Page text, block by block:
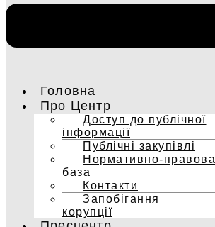
Головна
Про Центр
Доступ до публічної
інформації
Публічні закупівлі
Нормативно-правова
база
Контакти
Запобігання
корупції